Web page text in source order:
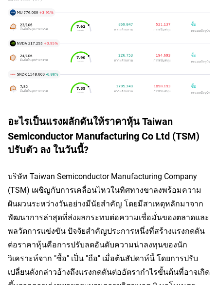
อะไรเป็นแรงผลักดันให้ราคาหุ้น Taiwan
Semiconductor Manufacturing Co Ltd (TSM)
ปรับตัว ลง ในวันนี้?
บริษัท Taiwan Semiconductor Manufacturing Company
(TSM) เผชิญกับการเคลื่อนไหวในทิศทางขาลงพร้อมความ
ผันผวนระหว่างวันอย่างมีนัยสำคัญ โดยมีสาเหตุหลักมาจาก
พัฒนาการล่าสุดที่ส่งผลกระทบต่อความเชื่อมั่นของตลาดและ
พลวัตการแข่งขัน ปัจจัยสำคัญประการหนึ่งที่สร้างแรงกดดัน
ต่อราคาหุ้นคือการปรับลดอันดับความน่าลงทุนของนัก
วิเคราะห์จาก "ซื้อ" เป็น "ถือ" เมื่อต้นสัปดาห์นี้ โดยการปรับ
เปลี่ยนดังกล่าวอ้างถึงแรงกดดันต่ออัตรากำไรขั้นต้นที่อาจเกิด